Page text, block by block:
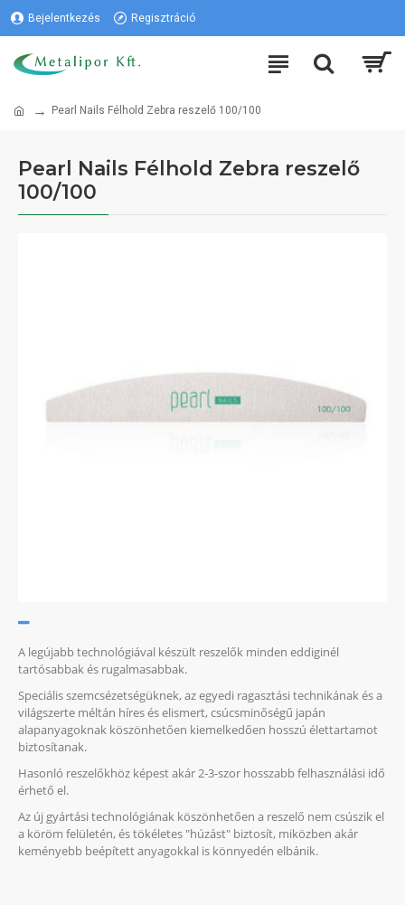
Bejelentkezés Regisztráció
Pearl Nails Félhold Zebra reszelő 100/100
Pearl Nails Félhold Zebra reszelő
100/100
A legújabb technológiával készült reszelők minden eddiginél
tartósabbak és rugalmasabbak.
Speciális szemcsézetségüknek, az egyedi ragasztási technikának és a
világszerte méltán híres és elismert, csúcsminőségű japán
alapanyagoknak köszönhetően kiemelkedően hosszú élettartamot
biztosítanak.
Hasonló reszelőkhöz képest akár 2-3-szor hosszabb felhasználási idő
érhető el.
Az új gyártási technológiának köszönhetően a reszelő nem csúszik el
a köröm felületén, és tökéletes "húzást" biztosít, miközben akár
keményebb beépített anyagokkal is könnyedén elbánik.